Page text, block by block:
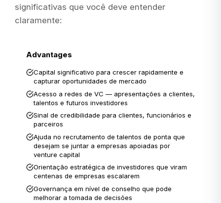
significativas que você deve entender
claramente:
Advantages
Capital significativo para crescer rapidamente e
capturar oportunidades de mercado
Acesso a redes de VC — apresentações a clientes,
talentos e futuros investidores
Sinal de credibilidade para clientes, funcionários e
parceiros
Ajuda no recrutamento de talentos de ponta que
desejam se juntar a empresas apoiadas por
venture capital
Orientação estratégica de investidores que viram
centenas de empresas escalarem
Governança em nível de conselho que pode
melhorar a tomada de decisões